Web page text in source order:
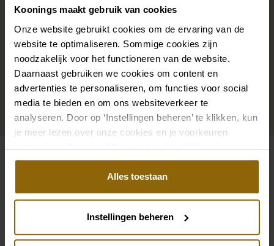
Koonings maakt gebruik van cookies
Onze website gebruikt cookies om de ervaring van de
website te optimaliseren. Sommige cookies zijn
noodzakelijk voor het functioneren van de website.
Daarnaast gebruiken we cookies om content en
advertenties te personaliseren, om functies voor social
media te bieden en om ons websiteverkeer te
analyseren. Door op ‘Instellingen beheren’ te klikken, kun
je meer lezen over onze cookies en je voorkeuren
aanpassen. Door op ‘Alles toestaan’ te klikken, ga je
akkoord met het gebruik van alle cookies.
Alles toestaan
Instellingen beheren
precies bij je bruidsjurk passen of een prachtige sluier,
bruidslook is pas af met bijpassende accessoires. Met
onze grote accessoire winkel met accessoires voor
bruid en bruidegom vind je de perfecte match met
jouw jurk of trouwkostuum.
Ga naar accessoires
Bekijk ook eens
Poirier ST-75320 Stola | Camille
Pinterest
Poirier GL-76039
Poirier T-235 Top | Satijn | Gem | Lucia
Pinterest
Poirier CB-75064